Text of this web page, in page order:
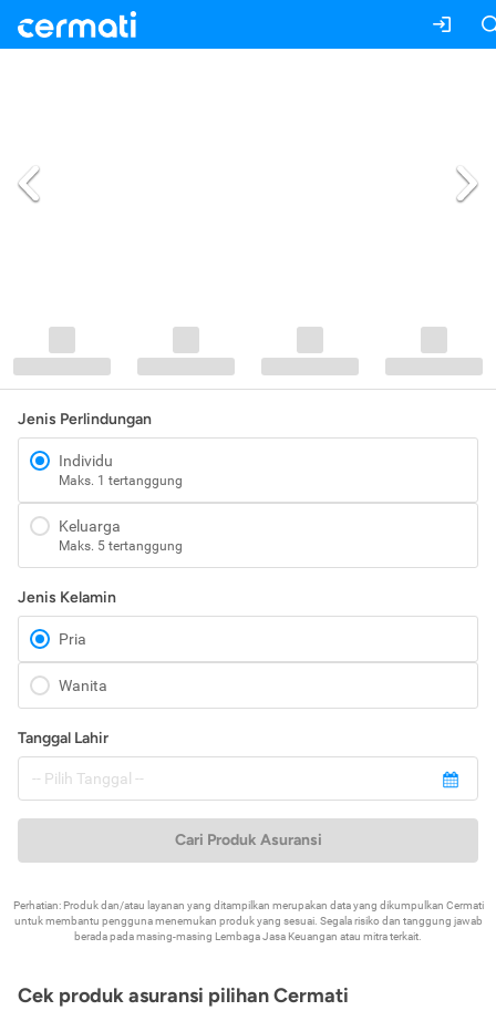
Jenis Perlindungan
Individu
Maks. 1 tertanggung
Keluarga
Maks. 5 tertanggung
Jenis Kelamin
Pria
Wanita
Tanggal Lahir
Cari Produk Asuransi
Perhatian: Produk dan/atau layanan yang ditampilkan merupakan data yang dikumpulkan Cermati
untuk membantu pengguna menemukan produk yang sesuai. Segala risiko dan tanggung jawab
berada pada masing-masing Lembaga Jasa Keuangan atau mitra terkait.
Cek produk asuransi pilihan Cermati